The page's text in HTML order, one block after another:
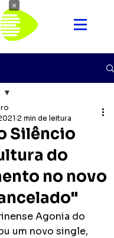
Silêncio
do
no novo
2 min de leitura
Agonia do
um novo single,
×